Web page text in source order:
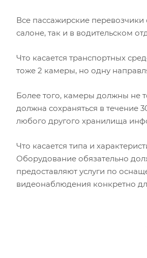
Все пассажирские
салоне, так и в водительском
Что касается транспортных
тоже 2 камеры, но одну
Более того, камеры должны не
должна сохраняться в течение
любого другого хранилища
Что касается типа и
Оборудование обязательно
предоставляют услуги по
видеонаблюдения конкретно